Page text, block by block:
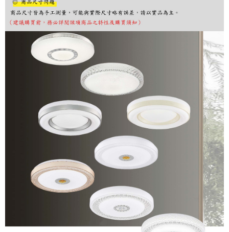
５．嚴禁一人註冊多個帳號或使用他人資訊註冊。若發現惡意使用之情形，
恩沛科技股份有限公司將有權停止該用戶之使用額度並採取法律行動。